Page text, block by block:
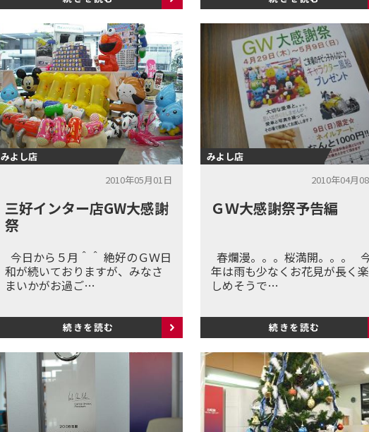
みよし店
2010年05月01日
三好インター店GW大感謝
祭
今日から５月＾＾ 絶好のＧＷ日
和が続いておりますが、みなさ
まいかがお過ご…
続きを読む
みよし店
2010年04月
ＧＷ大感謝祭予告編
春爛漫。。。桜満開。。。
年は雨も少なくお花見が長く楽
しめそうで…
続きを読む